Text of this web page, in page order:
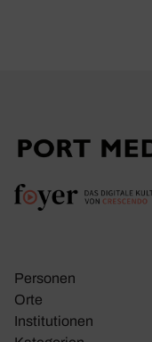
Personen
Orte
Insti­tu­tionen